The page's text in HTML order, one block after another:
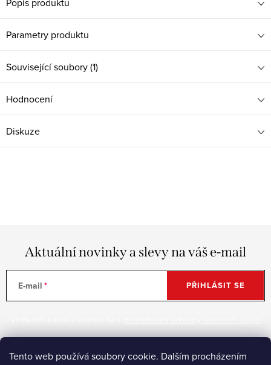
Tento web používá soubory cookie. Dalším procházením
Parametry produktu
Související soubory (1)
Hodnocení
Diskuze
Aktuální novinky a slevy na váš e-mail
E-mail PŘIHLÁSIT SE